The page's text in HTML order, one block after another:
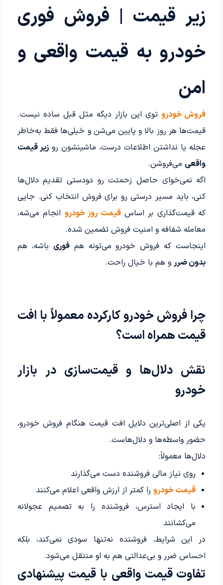
زیر قیمت | فروش فوری
خودرو به قیمت واقعی و
امن
فروش خودروتوی این بازار دیگه مثل قبل ساده نیست.
قیمت‌ها هر روز بالا و پایین می‌شن و خیلی‌ها فقط به‌خاطر
عجله یا نداشتن اطلاعات درست، ماشینشون روزیر قیمت
واقعی می‌فروشن.
اگه نمی‌خوای حاصل زحمتت رو دودستی تقدیم دلال‌ها
کنی، باید مسیر درستی رو برای فروش انتخاب کنی. جایی
که قیمت‌گذاری بر اساسقیمت روز خودرو انجام می‌شه،
معامله شفافه و امنیت فروش تضمین شده.
اینجاست که فروش خودرو می‌تونه همفوری باشه، هم
بدون ضررو هم با خیال راحت.
چرا فروش خودرو کارکرده معمولاً با افت
قیمت همراه است؟
نقش دلال‌ها و قیمت‌سازی در بازار
خودرو
یکی از اصلی‌ترین دلایل افت قیمت هنگام فروش خودرو،
حضور واسطه‌ها و دلال‌هاست.
دلال‌ها معمولاً:
روی نیاز مالی فروشنده دست می‌گذارند
قیمت خودرورا کمتر از ارزش واقعی اعلام می‌کنند
با ایجاد استرس، فروشنده را به تصمیم عجولانه
می‌کشانند
در این شرایط، فروشنده نه‌تنها سودی نمی‌کند، بلکه
احساس ضرر و بی‌عدالتی هم به او منتقل می‌شود.
تفاوت قیمت واقعی با قیمت پیشنهادی